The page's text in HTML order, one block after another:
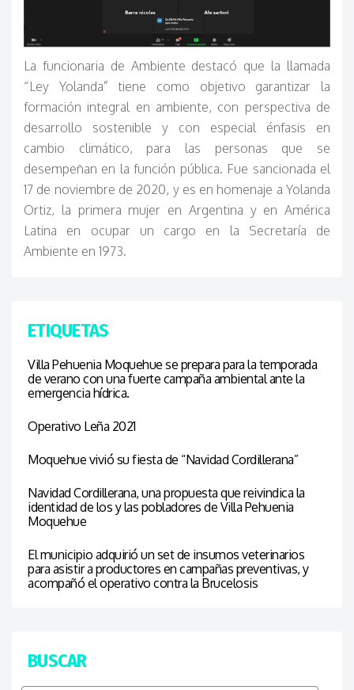
La funcionaria de Ambiente destacó que la llamada
“Ley Yolanda” tiene como objetivo garantizar la
formación integral en ambiente, con perspectiva de
desarrollo sostenible y con especial énfasis en
cambio climático, para las personas que se
desempeñan en la función pública. Fue sancionada el
17 de noviembre de 2020, y es en homenaje a Yolanda
Ortiz, la primera mujer en Argentina y en América
Latina en ocupar un cargo en la Secretaría de
Ambiente en 1973.
ETIQUETAS
Villa Pehuenia Moquehue se prepara para la temporada
de verano con una fuerte campaña ambiental ante la
emergencia hídrica.
Operativo Leña 2021
Moquehue vivió su fiesta de “Navidad Cordillerana”
Navidad Cordillerana, una propuesta que reivindica la
identidad de los y las pobladores de Villa Pehuenia
Moquehue
El municipio adquirió un set de insumos veterinarios
para asistir a productores en campañas preventivas, y
acompañó el operativo contra la Brucelosis
BUSCAR